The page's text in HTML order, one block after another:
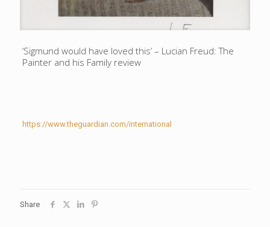
‘Sigmund would have loved this’ – Lucian Freud: The
Painter and his Family review
https://www.theguardian.com/international
Share